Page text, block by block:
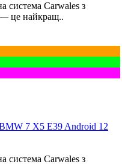
система Carwales з
це найкращ..
7 X5 E39 Android 12
система Carwales з